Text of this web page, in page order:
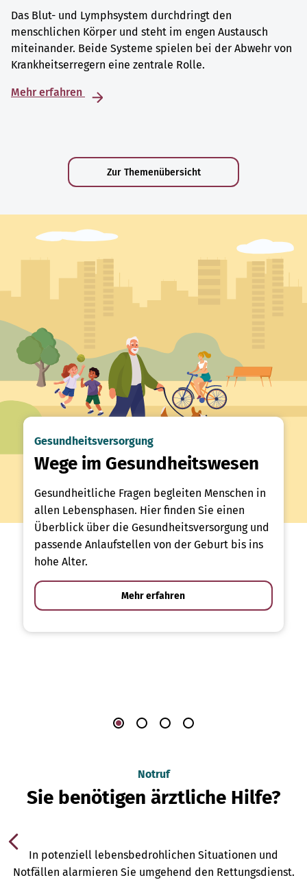
Das Blut- und Lymphsystem durchdringt den
menschlichen Körper und steht im engen Austausch
miteinander. Beide Systeme spielen bei der Abwehr von
Krankheitserregern eine zentrale Rolle.
Mehr erfahren
Zur Themenübersicht
Gesundheitsversorgung
Wege im Gesundheitswesen
Gesundheitliche Fragen begleiten Menschen in
allen Lebensphasen. Hier finden Sie einen
Überblick über die Gesundheitsversorgung und
passende Anlaufstellen von der Geburt bis ins
hohe Alter.
Mehr erfahren
Notruf
Sie benötigen ärztliche Hilfe?
In potenziell lebensbedrohlichen Situationen und
Notfällen alarmieren Sie umgehend den Rettungsdienst.